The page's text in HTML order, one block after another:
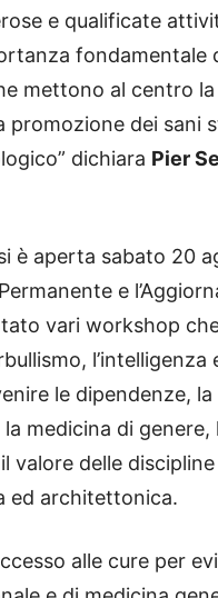
e qualificate
fondamentale
mettono al centro la
promozione dei sani
dichiara Pier
è aperta sabato 20
e
vari workshop
l’intelligenza
le dipendenze,
medicina di
valore delle
ed architettonica.
alle cure per